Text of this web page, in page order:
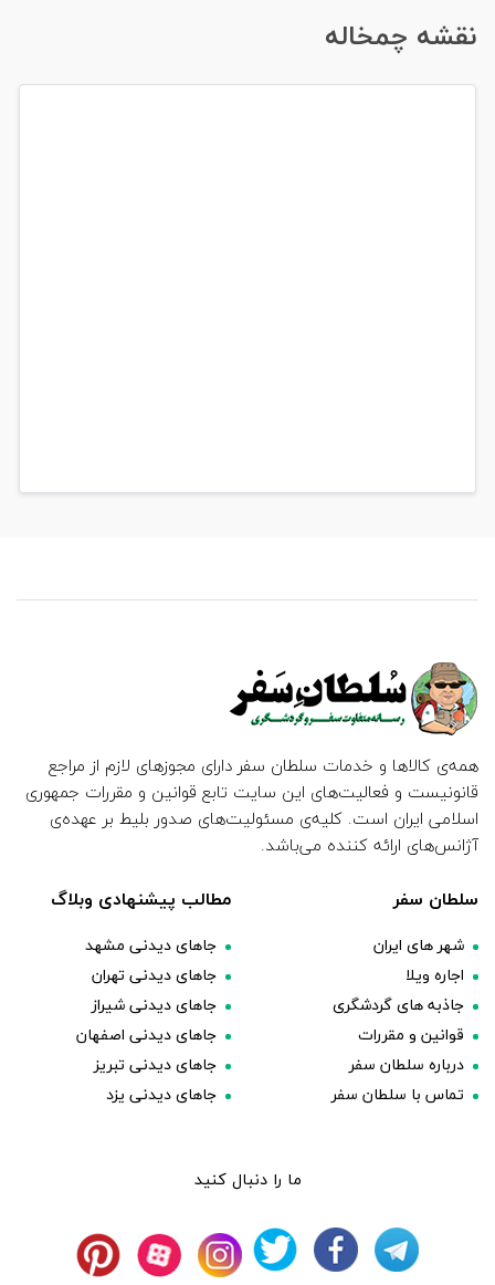
نقشه چمخاله
همه‌ی کالاها و خدمات سلطان سفر دارای مجوزهای لازم از مراجع
قانونیست و فعالیت‌های این سایت تابع قوانین و مقررات جمهوری
اسلامی ایران است. کلیه‌ی مسئولیت‌های صدور بلیط بر عهده‌ی
آژانس‌های ارائه کننده می‌باشد.
سلطان سفر
شهر های ایران
اجاره ویلا
جاذبه های گردشگری
قوانین و مقررات
درباره سلطان سفر
تماس با سلطان سفر
مطالب پیشنهادی وبلاگ
جاهای دیدنی مشهد
جاهای دیدنی تهران
جاهای دیدنی شیراز
جاهای دیدنی اصفهان
جاهای دیدنی تبریز
جاهای دیدنی یزد
ما را دنبال کنید